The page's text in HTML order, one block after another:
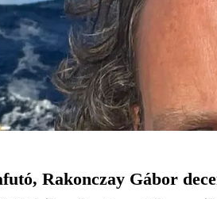
Rakonczay Gábor